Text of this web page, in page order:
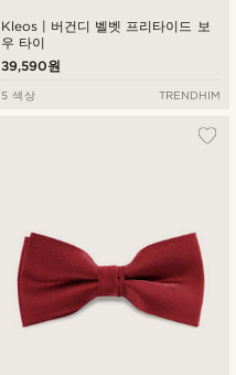
Kleos | 버건디 벨벳 프리타이드 보
우 타이
39,590원
5 색상 TRENDHIM